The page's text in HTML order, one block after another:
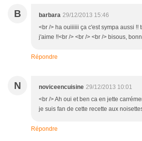
B barbara 29/12/2013 15:46
<br /> ha ouiiiiii ça c'est sympa aussi !!
j'aime !!<br /> <br /> <br /> bisous,
Répondre
N noviceencuisine 29/12/2013 10:01
<br /> Ah oui et ben ca en jette
je suis fan de cette recette aux
Répondre